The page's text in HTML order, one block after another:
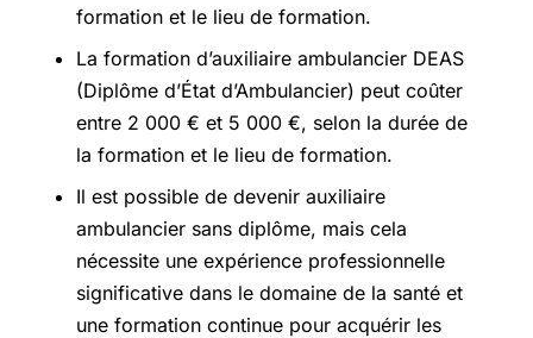
formation et le lieu de formation.
La formation d’auxiliaire ambulancier DEAS
(Diplôme d’État d’Ambulancier) peut coûter
entre 2 000 € et 5 000 €, selon la durée de
la formation et le lieu de formation.
Il est possible de devenir auxiliaire
ambulancier sans diplôme, mais cela
nécessite une expérience professionnelle
significative dans le domaine de la santé et
une formation continue pour acquérir les